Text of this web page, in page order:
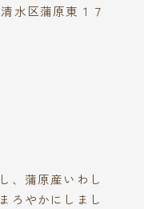
水区蒲原東１７
、蒲原産いわし
ろやかにしまし